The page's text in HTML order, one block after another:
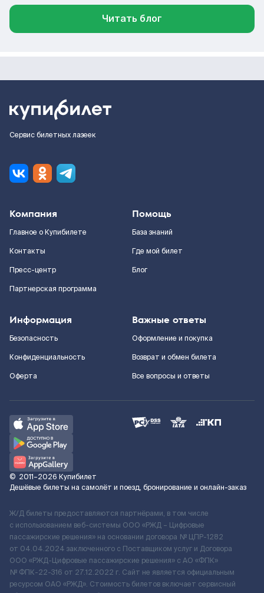
Читать блог
Сервис билетных лазеек
Компания
Главное о Купибилете
Контакты
Пресс-центр
Партнерская программа
Помощь
База знаний
Где мой билет
Блог
Информация
Безопасность
Конфиденциальность
Оферта
Важные ответы
Оформление и покупка
Возврат и обмен билета
Все вопросы и ответы
© 2011–2026 Купибилет
Дешёвые билеты на самолёт и поезд, бронирование и онлайн-заказ
Ж/Д билеты предоставляются партнёрами, в том числе
с использованием веб-системы ООО «РЖД – Цифровые
пассажирские решения» на основании договора № ЦПР-1282
от 04.04.2024 заключенного с Поставщиком услуг и Договора
ООО «РЖД-Цифровые пассажирские решения» c АО «ФПК»
№ ФПК-22-316 от 27.12.2022 г. Сайт не является официальным
ресурсом ОАО «РЖД». Стоимость билетов включает сервисный